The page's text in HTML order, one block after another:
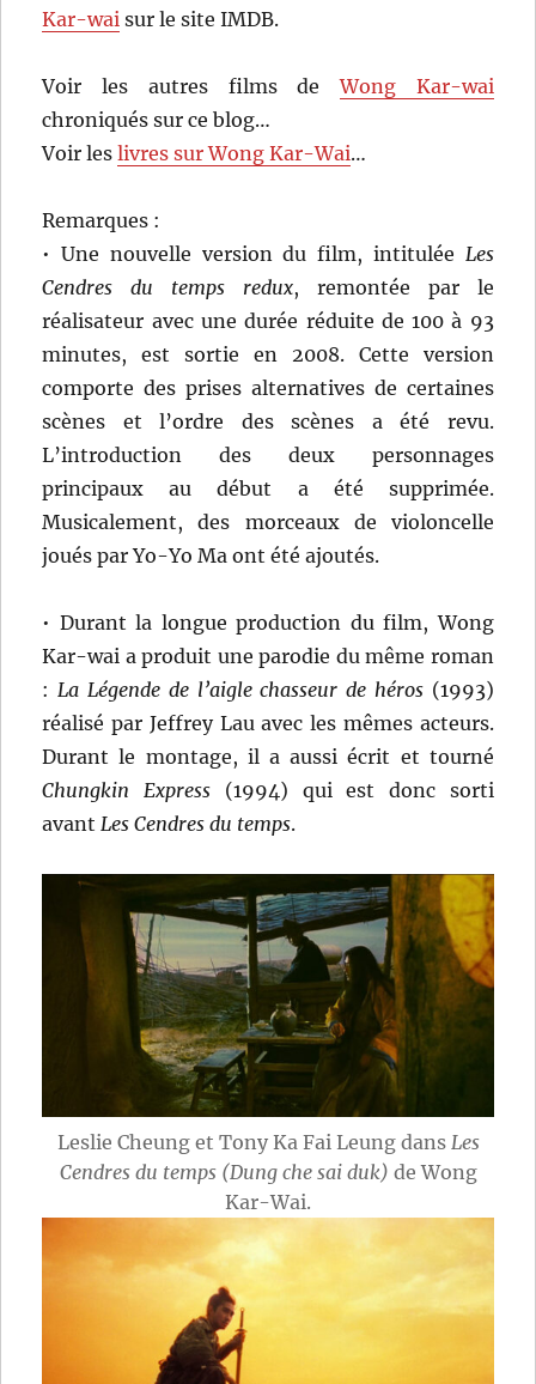
Kar-wai sur le site IMDB.
Voir les autres films deWong Kar-wai
chroniqués sur ce blog…
Voir leslivres sur Wong Kar-Wai…
Remarques :
• Une nouvelle version du film, intitulée Les
Cendres du temps redux, remontée par le
réalisateur avec une durée réduite de 100 à 93
minutes, est sortie en 2008. Cette version
comporte des prises alternatives de certaines
scènes et l’ordre des scènes a été revu.
L’introduction des deux personnages
principaux au début a été supprimée.
Musicalement, des morceaux de violoncelle
joués par Yo-Yo Ma ont été ajoutés.
• Durant la longue production du film, Wong
Kar-wai a produit une parodie du même roman
:La Légende de l’aigle chasseur de héros(1993)
réalisé par Jeffrey Lau avec les mêmes acteurs.
Durant le montage, il a aussi écrit et tourné
Chungkin Express (1994) qui est donc sorti
avantLes Cendres du temps.
Leslie Cheung et Tony Ka Fai Leung dans Les
Cendres du temps (Dung che sai duk) de Wong
Kar-Wai.